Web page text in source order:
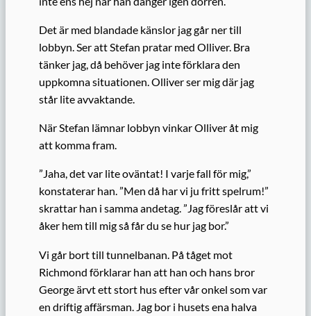
Det är med blandade känslor jag går ner till
lobbyn. Ser att Stefan pratar med Olliver. Bra
tänker jag, då behöver jag inte förklara den
uppkomna situationen. Olliver ser mig där jag
står lite avvaktande.
När Stefan lämnar lobbyn vinkar Olliver åt mig
att komma fram.
”Jaha, det var lite oväntat! I varje fall för mig,”
konstaterar han. ”Men då har vi ju fritt spelrum!”
skrattar han i samma andetag. ”Jag föreslår att vi
åker hem till mig så får du se hur jag bor.”
Vi går bort till tunnelbanan. På tåget mot
Richmond förklarar han att han och hans bror
George ärvt ett stort hus efter vår onkel som var
en driftig affärsman. Jag bor i husets ena halva